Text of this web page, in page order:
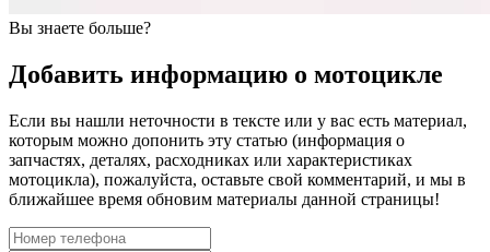
Вы знаете больше?
Добавить информацию о мотоцикле
Если вы нашли неточности в тексте или у вас есть материал,
которым можно допонить эту статью (информация о
запчастях, деталях, расходниках или характеристиках
мотоцикла), пожалуйста, оставьте свой комментарий, и мы в
ближайшее время обновим материалы данной страницы!